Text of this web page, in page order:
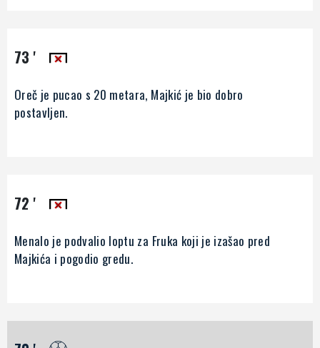
73 '
Oreč je pucao s 20 metara, Majkić je bio dobro
postavljen.
72 '
Menalo je podvalio loptu za Fruka koji je izašao pred
Majkića i pogodio gredu.